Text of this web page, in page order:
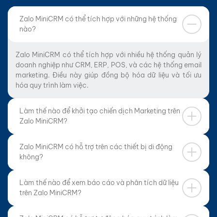
Zalo MiniCRM có thể tích hợp với những hệ thống
nào?
Zalo MiniCRM có thể tích hợp với nhiều hệ thống quản lý
doanh nghiệp như CRM, ERP, POS, và các hệ thống email
marketing. Điều này giúp đồng bộ hóa dữ liệu và tối ưu
hóa quy trình làm việc.
Làm thế nào để khởi tạo chiến dịch Marketing trên
Zalo MiniCRM?
Để khởi tạo chiến dịch Marketing, bạn chỉ cần truy cập
vào phần Marketing trên hệ thống, cấu hình thông tin
khách hàng từ Data có sẵn hoặc tải lên từ danh sách bên
ngoài. Sau đó, theo dõi và đo lường hiệu quả chiến dịch
qua các chỉ số chi tiết.
Zalo MiniCRM có hỗ trợ trên các thiết bị di động
không?
Có, Zalo MiniCRM hỗ trợ trên các thiết bị di động thông
qua ứng dụng Mobile App. Bạn có thể xử lý công việc,
mọi lúc mọi nơi chỉ với một chiếc điện thoại thông minh
Làm thế nào để xem báo cáo và phân tích dữ liệu
trên Zalo MiniCRM?